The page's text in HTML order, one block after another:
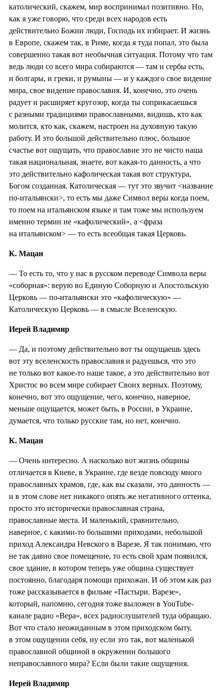
католический, скажем, мир воспринимал позитивно. Но,
как я уже говорю, что среди всех народов есть
действительно Божии люди, Господь их избирает. И жизнь
в Европе, скажем так, в Риме, когда я туда попал, это была
совершенно такая вот необычная ситуация. Потому что там
ведь люди со всего мира собираются — там и сербы есть,
и болгары, и греки, и румыны — и у каждого свое видение
мира, свое видение православия. И, конечно, это очень
радует и расширяет кругозор, когда ты соприкасаешься
с разными традициями православными, видишь, кто как
молится, кто как, скажем, настроен на духовную такую
работу. И это большой действительно плюс, большое
счастье вот ощущать, что православие это не чисто наша
такая национальная, знаете, вот какая-то данность, а что
это действительно кафолическая такая вот структура,
Богом созданная. Католическая — тут это звучит <название
по-итальянски>, то есть мы даже Символ веры когда поем,
то поем на итальянском языке и там тоже мы используем
именно термин не «кафолический», а <фраза
на итальянском> — то есть всеобщая такая Церковь.
К. Мацан
— То есть то, что у нас в русском переводе Символа веры
«соборная»: верую во Единую Соборную и Апостольскую
Церковь — по-итальянски это «кафолическую» —
Католическую Церковь — в смысле Вселенскую.
Иерей Владимир
— Да, и поэтому действительно вот ты ощущаешь здесь
вот эту вселенскость православия и радуешься, что это
не только вот какое-то наше такое, а это действительно вот
Христос во всем мире собирает Своих верных. Поэтому,
конечно, вот это ощущение, чего, конечно, наверное,
меньше ощущается, может быть, в России, в Украине,
думается, что только русские там, но нет, конечно.
К. Мацан
— Очень интересно. А насколько вот жизнь общины
отличается в Киеве, в Украине, где везде повсюду много
православных храмов, где, как вы сказали, это данность —
и в этом слове нет никакого опять же негативного оттенка,
просто это исторически православная страна,
православные места. И маленький, сравнительно,
наверное, с какими-то большими приходами, небольшой
приход Александра Невского в Варезе. Я так понимаю, что
не так давно свое помещение, то есть свой храм появился,
свое здание, в котором теперь уже община существует
постоянно, благодаря помощи прихожан. И об этом как раз
тоже рассказывается в фильме «Пастыри. Варезе»,
который, напомню, сегодня тоже выложен в YouTube-
канале радио «Вера», всех радиослушателей туда обращаю.
Вот что стало неожиданным в этом приходском быту,
в этом ощущении себя, ну если это так, вот маленькой
православной общиной в окружении большого
неправославного мира? Если были такие ощущения.
Иерей Владимир